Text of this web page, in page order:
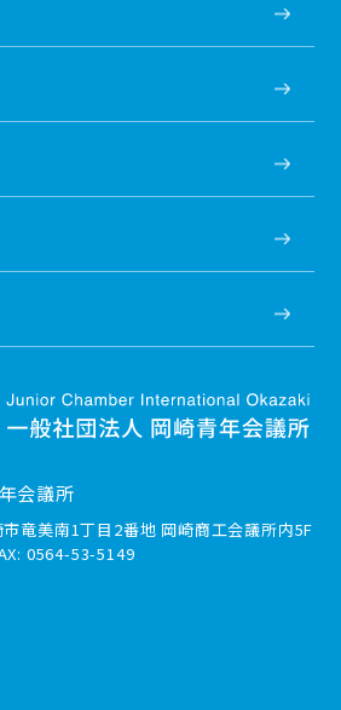
会議所
竜美南1丁目2番地 岡崎商工会議所内5F
0564-53-5149